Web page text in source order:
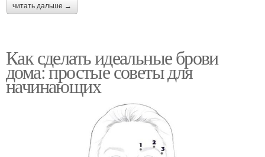
читать дальше →
Как сделать идеальные брови
дома: простые советы для
начинающих